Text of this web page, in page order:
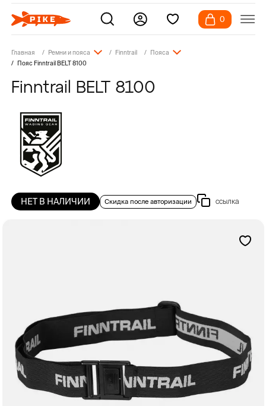
0
Главная Ремни и пояса Finntrail
Пояса
Пояс Finntrail BELT 8100
Finntrail BELT 8100
НЕТ В НАЛИЧИИ ссылка
Скидка после авторизации